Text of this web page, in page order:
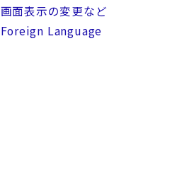
画面表示の変更など
Foreign Language